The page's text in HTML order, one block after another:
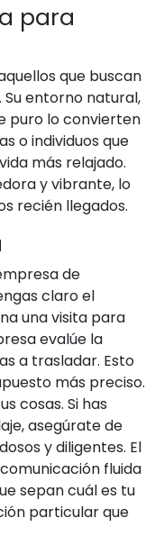
para
que buscan
entorno natural,
puro lo convierten
o individuos que
más relajado.
y vibrante, lo
recién llegados.
de
claro el
una visita para
evalúe la
a trasladar. Esto
más preciso.
cosas. Si has
asegúrate de
y diligentes. El
fluida
sepan cuál es tu
particular que